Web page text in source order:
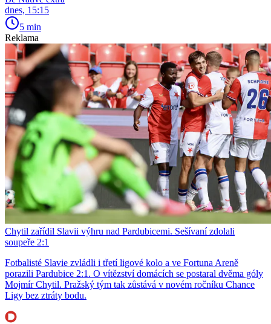
dnes, 15:15
5 min
Reklama
Chytil zařídil Slavii výhru nad Pardubicemi. Sešívaní zdolali
soupeře 2:1
Fotbalisté Slavie zvládli i třetí ligové kolo a ve Fortuna Areně
porazili Pardubice 2:1. O vítězství domácích se postaral dvěma góly
Mojmír Chytil. Pražský tým tak zůstává v novém ročníku Chance
Ligy bez ztráty bodu.